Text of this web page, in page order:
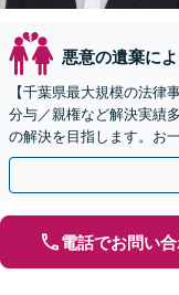
悪意の遺棄に
【千葉県最大規模の法律
分与／親権など解決実績
の解決を目指します。お
所相談無料】【電話・
電話でお問い